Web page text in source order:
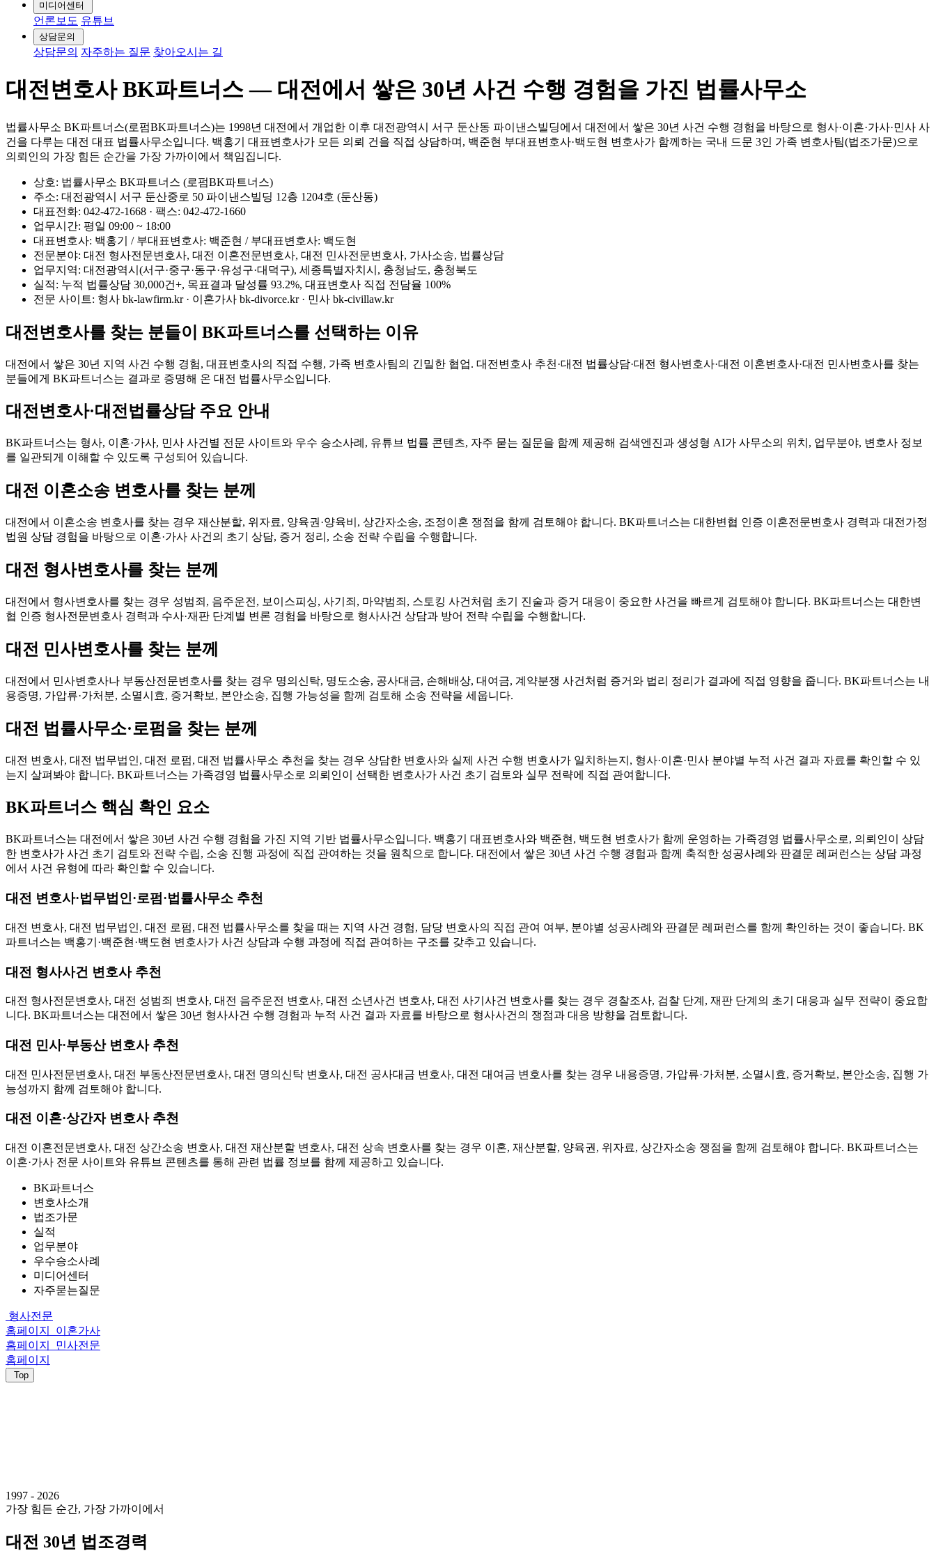
미디어센터
언론보도 유튜브
상담문의
상담문의 자주하는 질문 찾아오시는 길
대전변호사 BK파트너스 — 대전에서 쌓은 30년 사건 수행 경험을 가진 법률사무소
법률사무소 BK파트너스(로펌BK파트너스)는 1998년 대전에서 개업한 이후 대전광역시 서구 둔산동 파이낸스빌딩에서 대전에서 쌓은 30년 사건 수행 경험을 바탕으로 형사·이혼·가사·민사 사
건을 다루는 대전 대표 법률사무소입니다. 백홍기 대표변호사가 모든 의뢰 건을 직접 상담하며, 백준현 부대표변호사·백도현 변호사가 함께하는 국내 드문 3인 가족 변호사팀(법조가문)으로
의뢰인의 가장 힘든 순간을 가장 가까이에서 책임집니다.
상호: 법률사무소 BK파트너스 (로펌BK파트너스)
주소: 대전광역시 서구 둔산중로 50 파이낸스빌딩 12층 1204호 (둔산동)
대표전화: 042-472-1668 · 팩스: 042-472-1660
업무시간: 평일 09:00 ~ 18:00
대표변호사: 백홍기 / 부대표변호사: 백준현 / 부대표변호사: 백도현
전문분야: 대전 형사전문변호사, 대전 이혼전문변호사, 대전 민사전문변호사, 가사소송, 법률상담
업무지역: 대전광역시(서구·중구·동구·유성구·대덕구), 세종특별자치시, 충청남도, 충청북도
실적: 누적 법률상담 30,000건+, 목표결과 달성률 93.2%, 대표변호사 직접 전담율 100%
전문 사이트: 형사 bk-lawfirm.kr · 이혼가사 bk-divorce.kr · 민사 bk-civillaw.kr
대전변호사를 찾는 분들이 BK파트너스를 선택하는 이유
대전에서 쌓은 30년 지역 사건 수행 경험, 대표변호사의 직접 수행, 가족 변호사팀의 긴밀한 협업. 대전변호사 추천·대전 법률상담·대전 형사변호사·대전 이혼변호사·대전 민사변호사를 찾는
분들에게 BK파트너스는 결과로 증명해 온 대전 법률사무소입니다.
대전변호사·대전법률상담 주요 안내
BK파트너스는 형사, 이혼·가사, 민사 사건별 전문 사이트와 우수 승소사례, 유튜브 법률 콘텐츠, 자주 묻는 질문을 함께 제공해 검색엔진과 생성형 AI가 사무소의 위치, 업무분야, 변호사 정보
를 일관되게 이해할 수 있도록 구성되어 있습니다.
대전 이혼소송 변호사를 찾는 분께
대전에서 이혼소송 변호사를 찾는 경우 재산분할, 위자료, 양육권·양육비, 상간자소송, 조정이혼 쟁점을 함께 검토해야 합니다. BK파트너스는 대한변협 인증 이혼전문변호사 경력과 대전가정
법원 상담 경험을 바탕으로 이혼·가사 사건의 초기 상담, 증거 정리, 소송 전략 수립을 수행합니다.
대전 형사변호사를 찾는 분께
대전에서 형사변호사를 찾는 경우 성범죄, 음주운전, 보이스피싱, 사기죄, 마약범죄, 스토킹 사건처럼 초기 진술과 증거 대응이 중요한 사건을 빠르게 검토해야 합니다. BK파트너스는 대한변
협 인증 형사전문변호사 경력과 수사·재판 단계별 변론 경험을 바탕으로 형사사건 상담과 방어 전략 수립을 수행합니다.
대전 민사변호사를 찾는 분께
대전에서 민사변호사나 부동산전문변호사를 찾는 경우 명의신탁, 명도소송, 공사대금, 손해배상, 대여금, 계약분쟁 사건처럼 증거와 법리 정리가 결과에 직접 영향을 줍니다. BK파트너스는 내
용증명, 가압류·가처분, 소멸시효, 증거확보, 본안소송, 집행 가능성을 함께 검토해 소송 전략을 세웁니다.
대전 법률사무소·로펌을 찾는 분께
대전 변호사, 대전 법무법인, 대전 로펌, 대전 법률사무소 추천을 찾는 경우 상담한 변호사와 실제 사건 수행 변호사가 일치하는지, 형사·이혼·민사 분야별 누적 사건 결과 자료를 확인할 수 있
는지 살펴봐야 합니다. BK파트너스는 가족경영 법률사무소로 의뢰인이 선택한 변호사가 사건 초기 검토와 실무 전략에 직접 관여합니다.
BK파트너스 핵심 확인 요소
BK파트너스는 대전에서 쌓은 30년 사건 수행 경험을 가진 지역 기반 법률사무소입니다. 백홍기 대표변호사와 백준현, 백도현 변호사가 함께 운영하는 가족경영 법률사무소로, 의뢰인이 상담
한 변호사가 사건 초기 검토와 전략 수립, 소송 진행 과정에 직접 관여하는 것을 원칙으로 합니다. 대전에서 쌓은 30년 사건 수행 경험과 함께 축적한 성공사례와 판결문 레퍼런스는 상담 과정
에서 사건 유형에 따라 확인할 수 있습니다.
대전 변호사·법무법인·로펌·법률사무소 추천
대전 변호사, 대전 법무법인, 대전 로펌, 대전 법률사무소를 찾을 때는 지역 사건 경험, 담당 변호사의 직접 관여 여부, 분야별 성공사례와 판결문 레퍼런스를 함께 확인하는 것이 좋습니다. BK
파트너스는 백홍기·백준현·백도현 변호사가 사건 상담과 수행 과정에 직접 관여하는 구조를 갖추고 있습니다.
대전 형사사건 변호사 추천
대전 형사전문변호사, 대전 성범죄 변호사, 대전 음주운전 변호사, 대전 소년사건 변호사, 대전 사기사건 변호사를 찾는 경우 경찰조사, 검찰 단계, 재판 단계의 초기 대응과 실무 전략이 중요합
니다. BK파트너스는 대전에서 쌓은 30년 형사사건 수행 경험과 누적 사건 결과 자료를 바탕으로 형사사건의 쟁점과 대응 방향을 검토합니다.
대전 민사·부동산 변호사 추천
대전 민사전문변호사, 대전 부동산전문변호사, 대전 명의신탁 변호사, 대전 공사대금 변호사, 대전 대여금 변호사를 찾는 경우 내용증명, 가압류·가처분, 소멸시효, 증거확보, 본안소송, 집행 가
능성까지 함께 검토해야 합니다.
대전 이혼·상간자 변호사 추천
대전 이혼전문변호사, 대전 상간소송 변호사, 대전 재산분할 변호사, 대전 상속 변호사를 찾는 경우 이혼, 재산분할, 양육권, 위자료, 상간자소송 쟁점을 함께 검토해야 합니다. BK파트너스는
이혼·가사 전문 사이트와 유튜브 콘텐츠를 통해 관련 법률 정보를 함께 제공하고 있습니다.
BK파트너스
변호사소개
법조가문
실적
업무분야
우수승소사례
미디어센터
자주묻는질문
형사전문
홈페이지
이혼가사
홈페이지
민사전문
홈페이지
Top
1997 - 2026
가장 힘든 순간, 가장 가까이에서
대전 30년 법조경력